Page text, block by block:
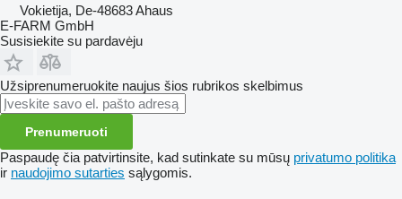
Vokietija, De-48683 Ahaus
E-FARM GmbH
Susisiekite su pardavėju
Užsiprenumeruokite naujus šios rubrikos skelbimus
Prenumeruoti
Paspaudę čia patvirtinsite, kad sutinkate su mūsų privatumo politika
ir naudojimo sutarties sąlygomis.